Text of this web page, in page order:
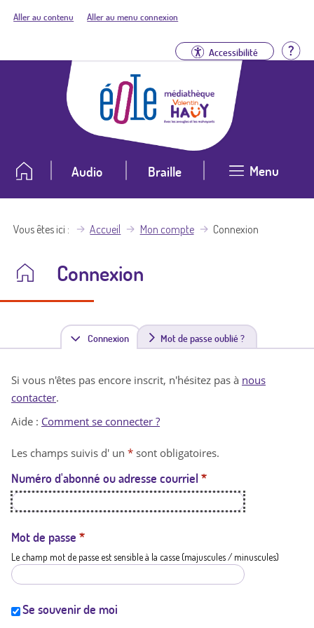
Aller au contenu Aller au menu connexion
Accessibilité
Audio Braille Menu
Vous êtes ici Accueil Mon compte Connexion
Connexion
Connexion(
n
t
a
t
i
Mot de passe oublié ?
Si vous n'êtes pas encore inscrit, n'hésitez pas à nous
contacter.
Aide : Comment se connecter ?
Les champs suivis d' un * sont obligatoires.
Numéro d'abonné ou adresse courriel *
Mot de passe *
Le champ mot de passe est sensible à la casse (majuscules / minuscules)
Se souvenir de moi